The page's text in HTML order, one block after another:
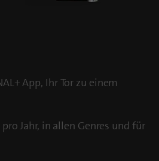
App, Ihr Tor zu einem
Jahr, in allen Genres und für